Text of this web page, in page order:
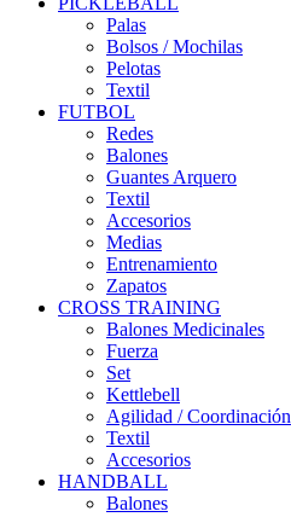
Palas
Bolsos / Mochilas
Pelotas
Textil
FUTBOL
Redes
Balones
Guantes Arquero
Textil
Accesorios
Medias
Entrenamiento
Zapatos
CROSS TRAINING
Balones Medicinales
Fuerza
Set
Kettlebell
Agilidad / Coordinación
Textil
Accesorios
HANDBALL
Balones